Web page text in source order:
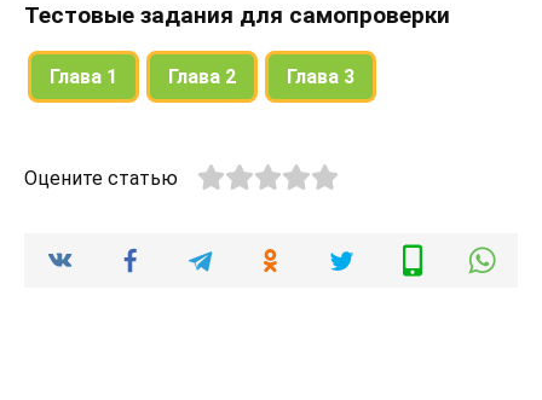
Тестовые задания для самопроверки
Глава 1 Глава 2 Глава 3
Оцените статью